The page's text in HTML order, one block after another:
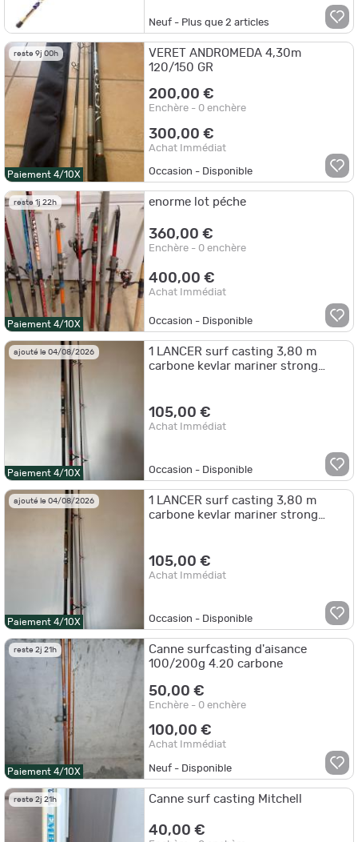
Neuf - Plus que2 articles
reste 9j 00h
Paiement 4/10X
VERET ANDROMEDA 4,30m
120/150 GR
200,00 €
Enchère - 0 enchère
300,00 €
Achat Immédiat
Occasion - Disponible
reste 1j 22h
Paiement 4/10X
enorme lot péche
360,00 €
Enchère - 0 enchère
400,00 €
Achat Immédiat
Occasion - Disponible
ajouté le 04/08/2026
Paiement 4/10X
1 LANCER surf casting 3,80 m
carbone kevlar mariner strong
105,00 €
Achat Immédiat
Occasion - Disponible
ajouté le 04/08/2026
Paiement 4/10X
1 LANCER surf casting 3,80 m
carbone kevlar mariner strong
105,00 €
Achat Immédiat
Occasion - Disponible
reste 2j 21h
Paiement 4/10X
Canne surfcasting d'aisance
100/200g 4.20 carbone
50,00 €
Enchère - 0 enchère
100,00 €
Achat Immédiat
Neuf - Disponible
reste 2j 21h Canne surf casting Mitchell
40,00 €